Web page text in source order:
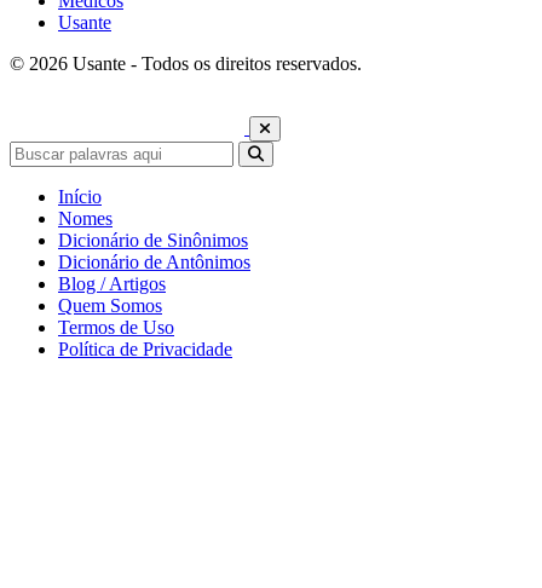
Usante
© 2026 Usante - Todos os direitos reservados.
Início
Nomes
Dicionário de Sinônimos
Dicionário de Antônimos
Blog / Artigos
Quem Somos
Termos de Uso
Política de Privacidade